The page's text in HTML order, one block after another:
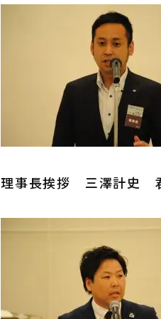
理事長挨拶 三澤計史